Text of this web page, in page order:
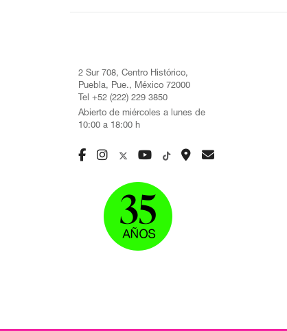
2 Sur 708, Centro Histórico,
Puebla, Pue., México 72000
Tel +52 (222) 229 3850
Abierto de miércoles a lunes de
10:00 a 18:00 h